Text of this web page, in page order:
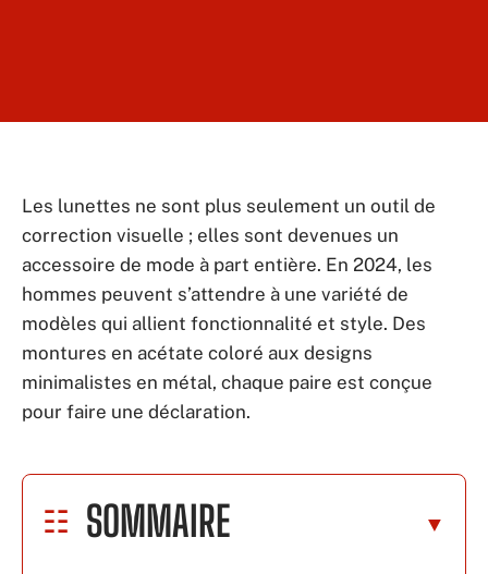
Les lunettes ne sont plus seulement un outil de
correction visuelle ; elles sont devenues un
accessoire de mode à part entière. En 2024, les
hommes peuvent s’attendre à une variété de
modèles qui allient fonctionnalité et style. Des
montures en acétate coloré aux designs
minimalistes en métal, chaque paire est conçue
pour faire une déclaration.
SOMMAIRE